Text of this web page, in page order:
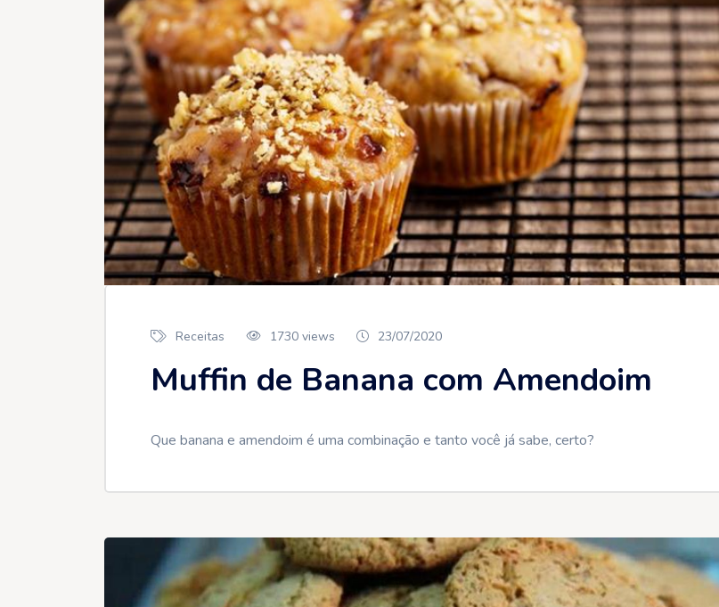
Receitas 1730 views 23/07/2020
Muffin de Banana com Amendoim
Que banana e amendoim é uma combinação e tanto você já sabe, certo?